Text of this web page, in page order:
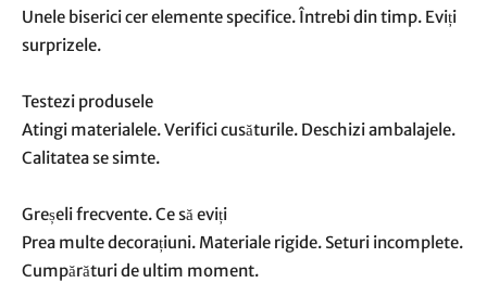
Unele biserici cer elemente specifice. Întrebi din timp. Eviți
surprizele.
Testezi produsele
Atingi materialele. Verifici cusăturile. Deschizi ambalajele.
Calitatea se simte.
Greșeli frecvente. Ce să eviți
Prea multe decorațiuni. Materiale rigide. Seturi incomplete.
Cumpărături de ultim moment.